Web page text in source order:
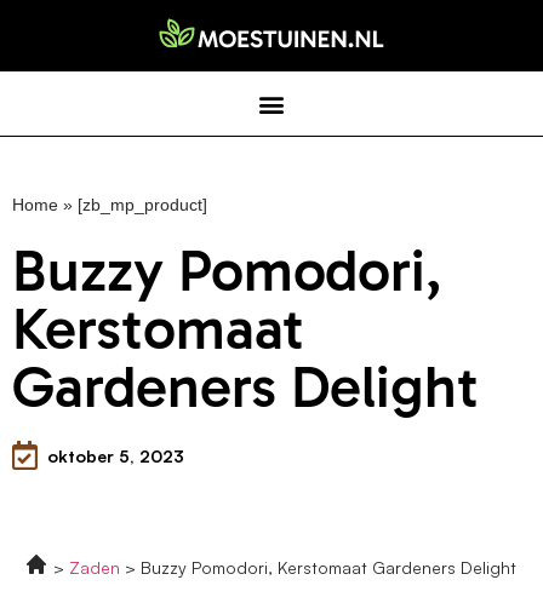
Home » [zb_mp_product]
Buzzy Pomodori,
Kerstomaat
Gardeners Delight
oktober 5, 2023
Zaden Buzzy Pomodori, Kerstomaat Gardeners Delight